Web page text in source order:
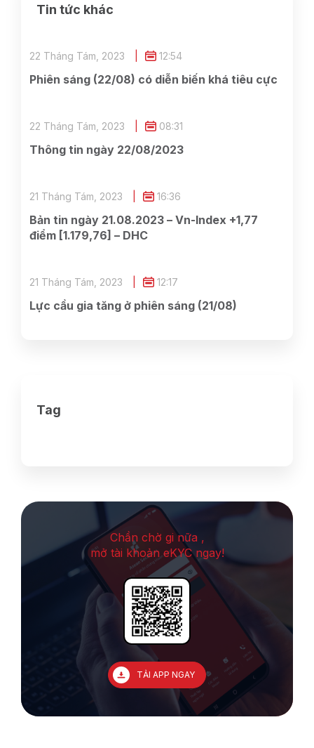
Tin tức khác
Phiên sáng (22/08) có diễn biến khá tiêu cực
22 Tháng Tám, 2023 12:54
Thông tin ngày 22/08/2023
22 Tháng Tám, 2023 08:31
Bản tin ngày 21.08.2023 – Vn-Index +1,77
điểm [1.179,76] – DHC
21 Tháng Tám, 2023 16:36
Lực cầu gia tăng ở phiên sáng (21/08)
21 Tháng Tám, 2023 12:17
Tag
Chần chờ gi nữa ,
mở tài khoản eKYC ngay!
TẢI APP NGAY